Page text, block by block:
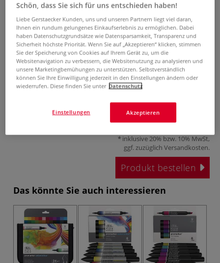
WINSOR & NEWTON™ promarker
watercolour™, Themen-Sets
0 Bewertungen
Die WINSOR & NEWTON™ WATER COLOUR™ promarker,
Themen-Sets enthalten Marker mit Tinte auf Wasserbasis
und hohem Pigmentgehalt. 2 verschiedene Markerspitzen.
ab25,47 €
inklusive 20% bzw. 10% MwSt,
ggf. zuzüglich Versandkosten.
Produkt bestellen
Das könnte Sie auch interessieren
Schön, dass Sie sich für uns entschieden haben!
Liebe Gerstaecker Kunden, uns und unseren Partnern liegt viel daran,
Ihnen ein rundum gelungenes Einkaufserlebnis zu ermöglichen. Dabei
haben Datenschutzgrundsätze wie Datensparsamkeit, Transparenz und
Sicherheit höchste Priorität. Wenn Sie auf „Akzeptieren“ klicken, stimmen
Sie der Speicherung von Cookies auf Ihrem Gerät zu, um die
Websitenavigation zu verbessern, die Websitenutzung zu analysieren und
unsere Marketingbemühungen zu unterstützen. Selbstverständlich
können Sie Ihre Einwilligung jederzeit in den Einstellungen ändern oder
wiederrufen. Diese finden Sie unter Datenschutz
Akzeptieren
Einstellungen